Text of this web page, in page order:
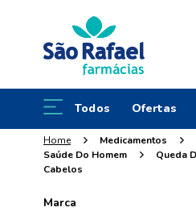
Todos Ofertas
Medicamentos
Saúde Do Homem
Queda
Cabelos
Marca